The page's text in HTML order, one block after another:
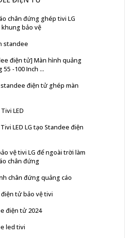
chân đứng ghép tivi LG
bảo vệ
standee
điện tử] Màn hình quảng
-100 Inch ...
điện tử ghép màn
LED
LED LG tạo Standee điện
vệ tivi LG để ngoài trời làm
chân đứng
chân đứng quảng cáo
tử bảo vệ tivi
điện tử 2024
led tivi